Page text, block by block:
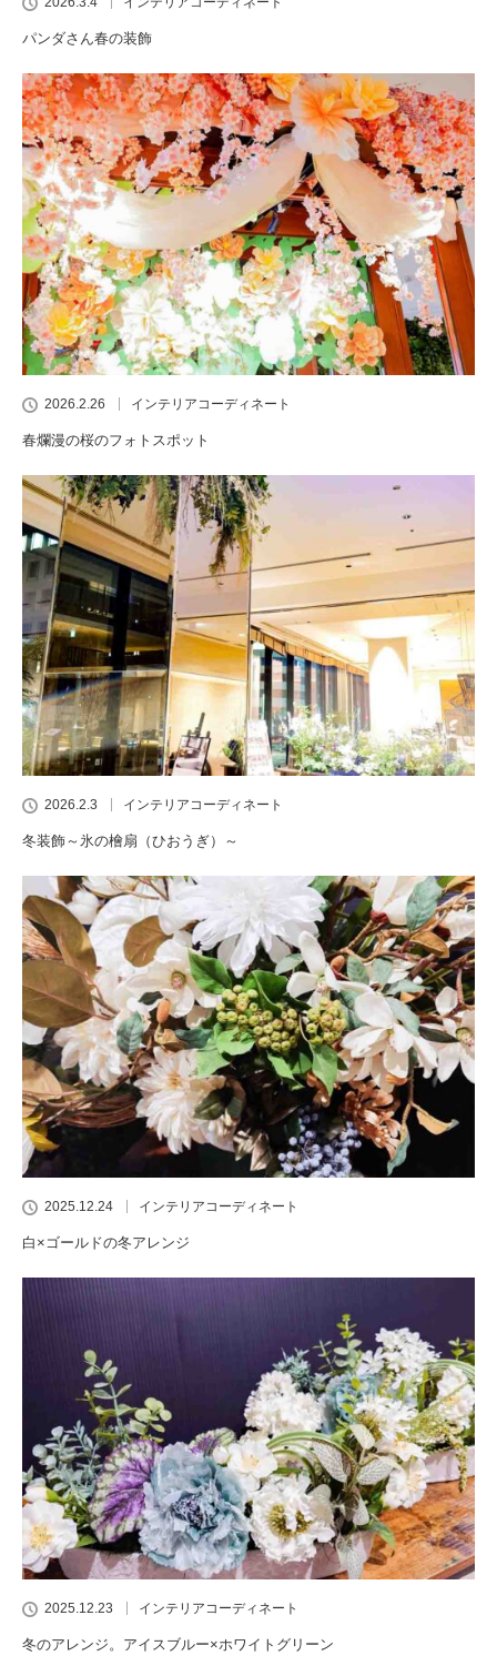
パンダさん春の装飾
2026.2.26 インテリアコーディネート
春爛漫の桜のフォトスポット
2026.2.3 インテリアコーディネート
冬装飾～氷の檜扇（ひおうぎ）～
2025.12.24 インテリアコーディネート
白×ゴールドの冬アレンジ
2025.12.23 インテリアコーディネート
冬のアレンジ。アイスブルー×ホワイトグリーン